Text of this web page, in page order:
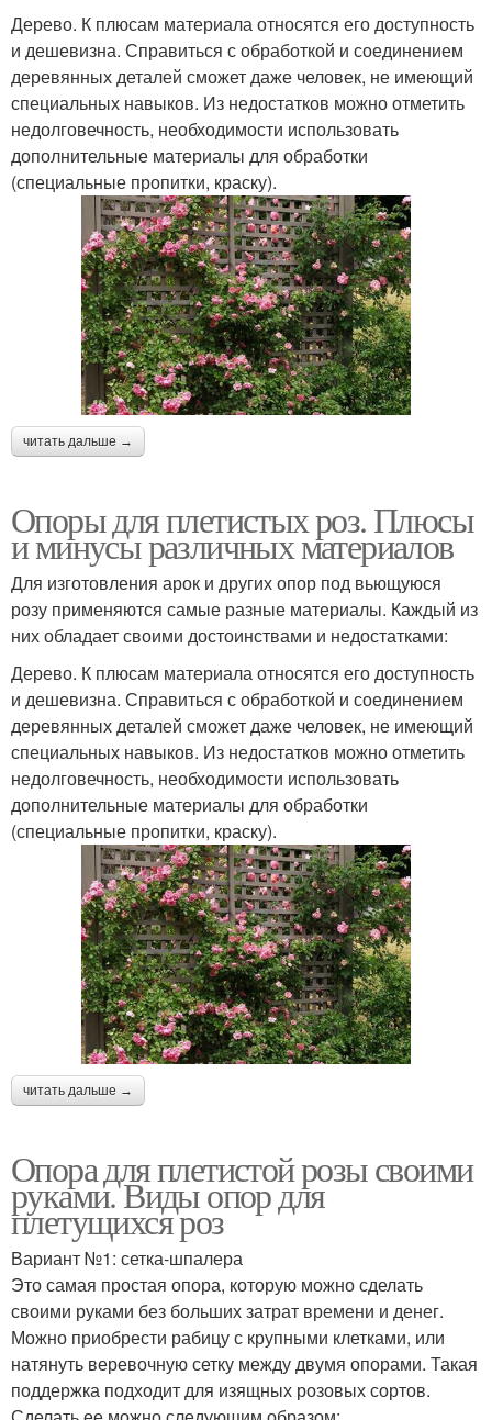
Дерево. К плюсам материала относятся его доступность
и дешевизна. Справиться с обработкой и соединением
деревянных деталей сможет даже человек, не имеющий
специальных навыков. Из недостатков можно отметить
недолговечность, необходимости использовать
дополнительные материалы для обработки
(специальные пропитки, краску).
читать дальше →
Опоры для плетистых роз. Плюсы
и минусы различных материалов
Для изготовления арок и других опор под вьющуюся
розу применяются самые разные материалы. Каждый из
них обладает своими достоинствами и недостатками:
Дерево. К плюсам материала относятся его доступность
и дешевизна. Справиться с обработкой и соединением
деревянных деталей сможет даже человек, не имеющий
специальных навыков. Из недостатков можно отметить
недолговечность, необходимости использовать
дополнительные материалы для обработки
(специальные пропитки, краску).
читать дальше →
Опора для плетистой розы своими
руками. Виды опор для
плетущихся роз
Вариант №1: сетка-шпалера
Это самая простая опора, которую можно сделать
своими руками без больших затрат времени и денег.
Можно приобрести рабицу с крупными клетками, или
натянуть веревочную сетку между двумя опорами. Такая
поддержка подходит для изящных розовых сортов.